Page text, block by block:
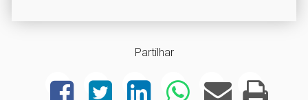
Partilhar